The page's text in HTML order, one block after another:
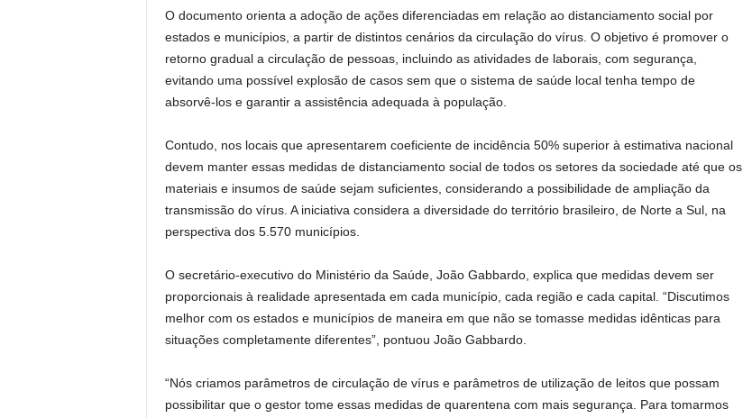
O documento orienta a adoção de ações diferenciadas em relação ao distanciamento social por
estados e municípios, a partir de distintos cenários da circulação do vírus. O objetivo é promover o
retorno gradual a circulação de pessoas, incluindo as atividades de laborais, com segurança,
evitando uma possível explosão de casos sem que o sistema de saúde local tenha tempo de
absorvê-los e garantir a assistência adequada à população.
Contudo, nos locais que apresentarem coeficiente de incidência 50% superior à estimativa nacional
devem manter essas medidas de distanciamento social de todos os setores da sociedade até que os
materiais e insumos de saúde sejam suficientes, considerando a possibilidade de ampliação da
transmissão do vírus. A iniciativa considera a diversidade do território brasileiro, de Norte a Sul, na
perspectiva dos 5.570 municípios.
O secretário-executivo do Ministério da Saúde, João Gabbardo, explica que medidas devem ser
proporcionais à realidade apresentada em cada município, cada região e cada capital. “Discutimos
melhor com os estados e municípios de maneira em que não se tomasse medidas idênticas para
situações completamente diferentes”, pontuou João Gabbardo.
“Nós criamos parâmetros de circulação de vírus e parâmetros de utilização de leitos que possam
possibilitar que o gestor tome essas medidas de quarentena com mais segurança. Para tomarmos